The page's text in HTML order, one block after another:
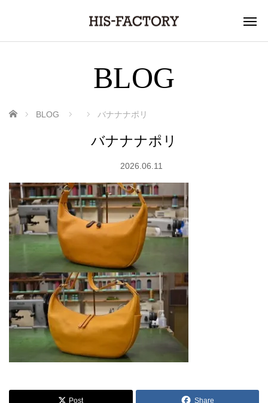
BLOG
ホーム BLOG バナナナポリ
バナナナポリ
2026.06.11
Post Share